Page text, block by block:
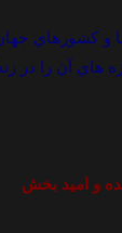
و کشورهاي
هاي آن را
و اميد بخش